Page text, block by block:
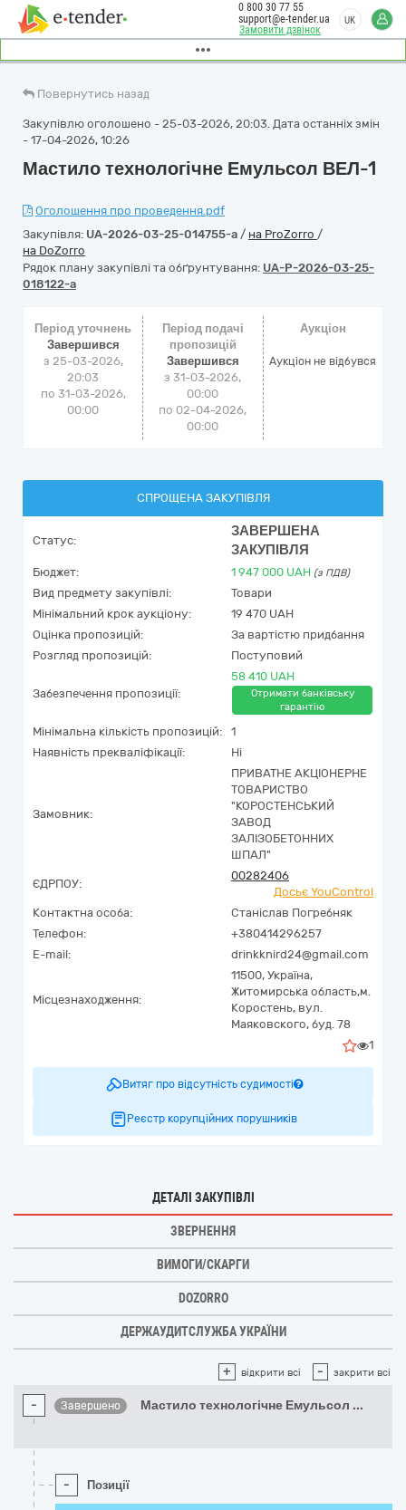
Замовити дзвінок
0 800 30 77 55
support@e-tender.ua
UK
Повернутись назад
Закупівлю оголошено - 25-03-2026, 20:03. Дата останніх змін
- 17-04-2026, 10:26
Мастило технологічне Емульсол ВЕЛ-1
Оголошення про проведення.pdf
Закупівля: UA-2026-03-25-014755-a / на ProZorro /
на DoZorro
Рядок плану закупівлі та обґрунтування: UA-P-2026-03-25-
018122-a
Період уточнень
Завершився
з 25-03-2026,
20:03
по 31-03-2026,
00:00
Період подачі
пропозицій
Завершився
з 31-03-2026,
00:00
по 02-04-2026,
00:00
Аукціон
Аукціон не відбувся
СПРОЩЕНА ЗАКУПІВЛЯ
Статус:
ЗАВЕРШЕНА
ЗАКУПІВЛЯ
Бюджет: 1 947 000 UAH (з ПДВ)
Вид предмету закупівлі:
Товари
Мінімальний крок аукціону:
19 470 UAH
Оцінка пропозицій:
За вартістю придбання
Розгляд пропозицій:
Поступовий
Забезпечення пропозиції:
58 410 UAH
Отримати банківську
гарантію
Мінімальна кількість пропозицій:
1
Наявність прекваліфікації:
Ні
Замовник:
ПРИВАТНЕ АКЦІОНЕРНЕ
ТОВАРИСТВО
"КОРОСТЕНСЬКИЙ
ЗАВОД
ЗАЛІЗОБЕТОННИХ
ШПАЛ"
ЄДРПОУ:
00282406
Досьє YouControl
Контактна особа:
Станіслав Погребняк
Телефон:
+380414296257
E-mail:
drinkknird24@gmail.com
Місцезнаходження:
11500, Україна,
Житомирська область,м.
Коростень, вул.
Маяковского, буд. 78
1
Витяг про відсутність судимості
Реєстр корупційних порушників
ДЕТАЛІ ЗАКУПІВЛІ
ЗВЕРНЕННЯ
ВИМОГИ/СКАРГИ
DOZORRO
ДЕРЖАУДИТСЛУЖБА УКРАЇНИ
+ відкрити всі - закрити всі
- Завершено Мастило технологічне Емульсол ...
- Позиції